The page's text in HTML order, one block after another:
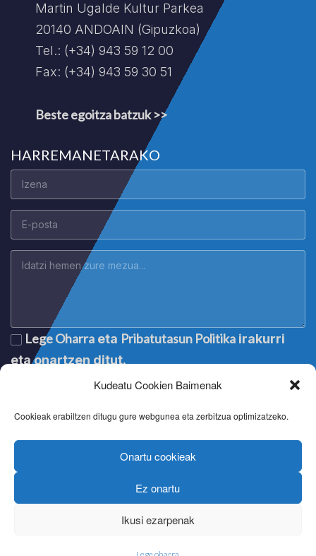
Kudeatu Cookien Baimenak
Cookieak erabiltzen ditugu gure webgunea eta zerbitzua optimizatzeko.
Onartu cookieak
Ez onartu
Ikusi ezarpenak
Martin Ugalde Kultur Parkea
20140 ANDOAIN (Gipuzkoa)
Tel.: (+34) 943 59 12 00
Fax: (+34) 943 59 30 51
Beste egoitza batzuk >>
HARREMANETARAKO
Lege Oharra eta Pribatutasun Politika irakurri
eta onartzen ditut.
confidentialité|Privacy policy
Política de cookies